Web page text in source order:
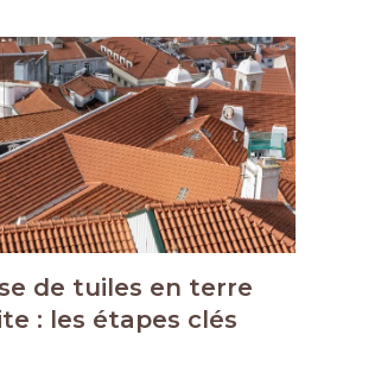
de tuiles en terre
: les étapes clés